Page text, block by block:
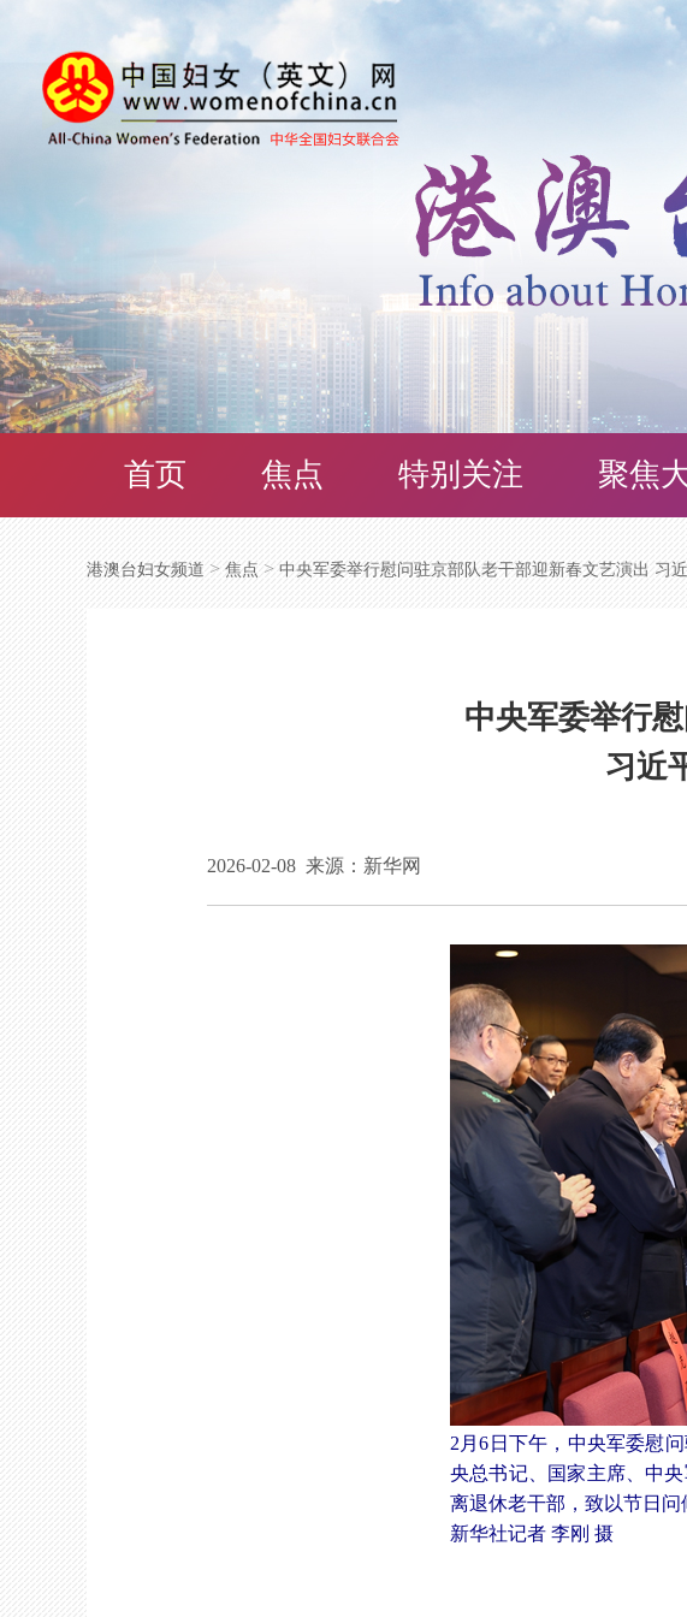
首页 焦点 特别关注 聚焦
港澳台妇女频道>焦点>中央军委举行慰问驻京部队老干部迎新春文艺演出习
中央军委举行
习近
2026-02-08 来源：新华网
2月6日下午，中央军委慰
央总书记、国家主席、中
离退休老干部，致以节日问
新华社记者 李刚 摄